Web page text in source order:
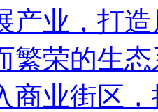
产业，打
繁荣的生
商业街区